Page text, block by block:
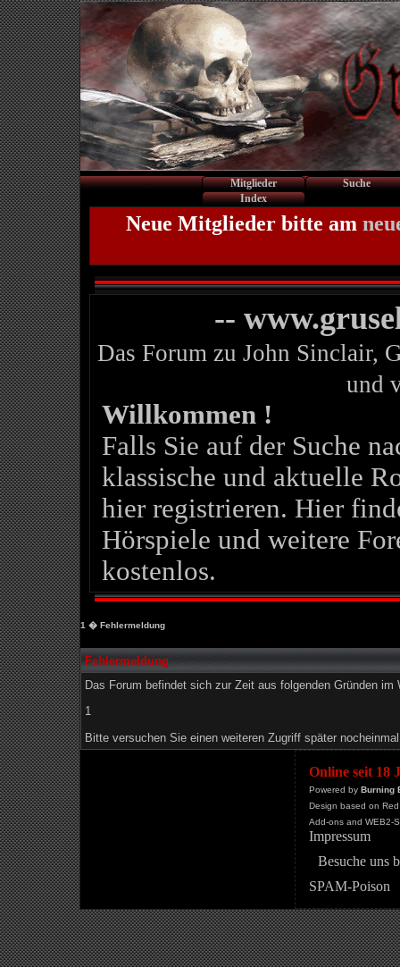
Mitglieder
Suche
Index
Neue Mitglieder bitte am
--
Das Forum zu John Sinclair,
und
Willkommen !
Falls Sie auf der Suche
klassische und aktuelle
hier registrieren. Hier
Hörspiele und weitere
kostenlos.
1 � Fehlermeldung
Fehlermeldung
Das Forum befindet sich zur Zeit aus folgenden Gründen im
1
Bitte versuchen Sie einen weiteren Zugriff später
Online seit 18
Powered by Burning
Design based on
Add-ons and WEB2-
Impressum
Besuche uns
SPAM-Poison